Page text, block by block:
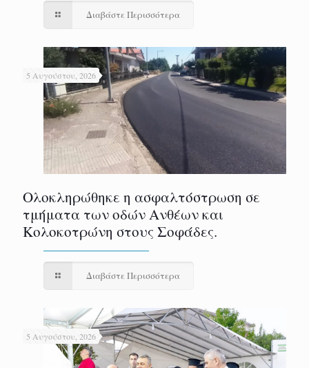
Διαβάστε Περισσότερα
5 Αυγούστου, 2026
Ολοκληρώθηκε η ασφαλτόστρωση σε
τμήματα των οδών Ανθέων και
Κολοκοτρώνη στους Σοφάδες.
Διαβάστε Περισσότερα
5 Αυγούστου, 2026